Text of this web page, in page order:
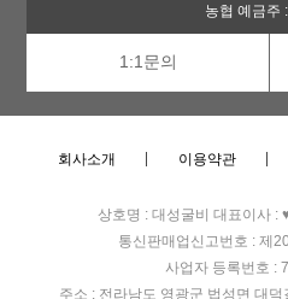
농협 예금주
1:1문의
회사소개 이용약관
상호명 : 대성굴비 대표이사 :
통신판매업신고번호 : 제
사업자 등록번호 :
주소 : 전라남도 영광군 법성면 대덕